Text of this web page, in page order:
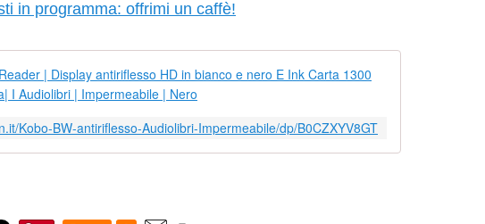
in programma: offrimi un caffè!
Kobo-BW-antiriflesso-Audiolibri-Impermeabile/dp/B0CZXYV8GT